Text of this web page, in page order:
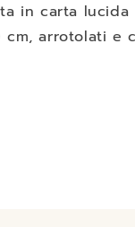
in carta lucida
cm, arrotolati e